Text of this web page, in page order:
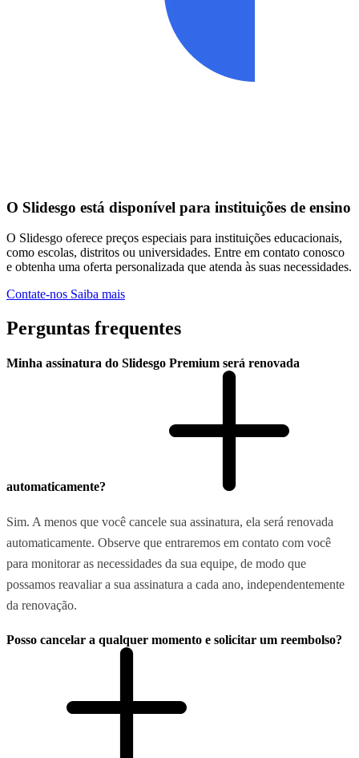
O Slidesgo está disponível para instituições de ensino
O Slidesgo oferece preços especiais para instituições educacionais,
como escolas, distritos ou universidades. Entre em contato conosco
e obtenha uma oferta personalizada que atenda às suas necessidades.
Contate-nos Saiba mais
Perguntas frequentes
Minha assinatura do Slidesgo Premium será renovada
automaticamente?
Sim. A menos que você cancele sua assinatura, ela será renovada
automaticamente. Observe que entraremos em contato com você
para monitorar as necessidades da sua equipe, de modo que
possamos reavaliar a sua assinatura a cada ano, independentemente
da renovação.
Posso cancelar a qualquer momento e solicitar um reembolso?